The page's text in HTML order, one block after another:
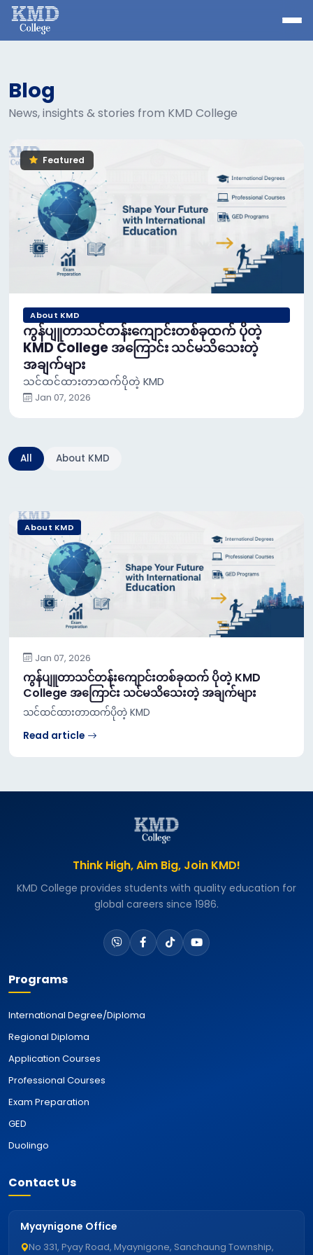
Blog
News, insights & stories from KMD College
Featured
About KMD
ကွန်ပျူတာသင်တန်းကျောင်းတစ်ခုထက် ပိုတဲ့
KMD College အကြောင်း သင်မသိသေးတဲ့
အချက်များ
သင်ထင်ထားတာထက်ပိုတဲ့ KMD
Jan 07, 2026
All About KMD
About KMD
Jan 07, 2026
ကွန်ပျူတာသင်တန်းကျောင်းတစ်ခုထက် ပိုတဲ့ KMD
College အကြောင်း သင်မသိသေးတဲ့ အချက်များ
သင်ထင်ထားတာထက်ပိုတဲ့ KMD
Read article
Think High, Aim Big, Join KMD!
KMD College provides students with quality education for
global careers since 1986.
Programs
International Degree/Diploma
Regional Diploma
Application Courses
Professional Courses
Exam Preparation
GED
Duolingo
Contact Us
Myaynigone Office
No 331, Pyay Road, Myaynigone, Sanchaung Township,